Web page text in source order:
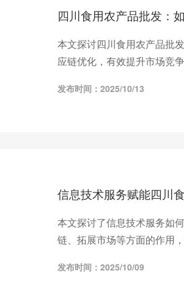
四川食用农产品批发：
本文探讨四川食用农产品批
应链优化，有效提升市场竞争
发布时间：2025/10/13
信息技术服务赋能四川
本文探讨了信息技术服务如
链、拓展市场等方面的作用
发布时间：2025/10/09